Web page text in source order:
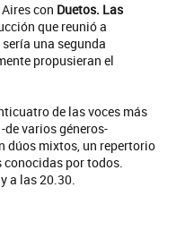
con Duetos. Las
que reunió a
una segunda
propusieran el
de las voces más
varios géneros-
dúos mixtos, un repertorio
conocidas por todos.
a las 20.30.